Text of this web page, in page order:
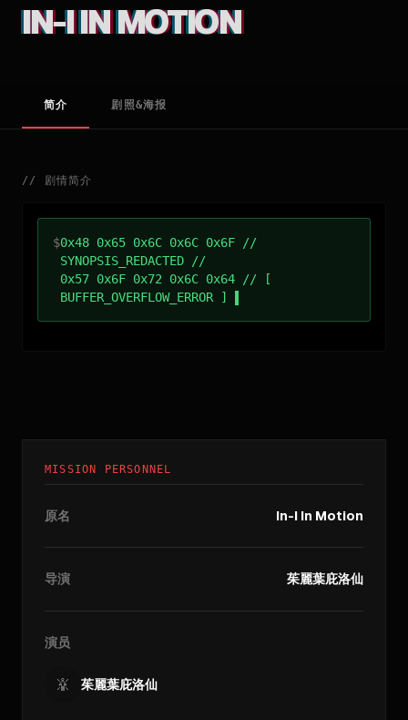
IN-I IN MOTION
简介 剧照&海报
// 剧情简介
$0x48 0x65 0x6C 0x6C 0x6F //
SYNOPSIS_REDACTED //
0x57 0x6F 0x72 0x6C 0x64 // [
BUFFER_OVERFLOW_ERROR ]
MISSION PERSONNEL
原名 In-I In Motion
导演 茱麗葉庇洛仙
演员
茱麗葉庇洛仙